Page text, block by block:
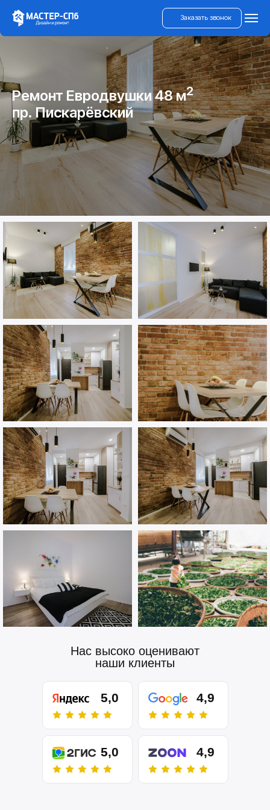
Заказать звонок
Ремонт Евродвушки 48 м2
пр. Пискарёвский
Нас высоко оценивают
наши клиенты
5,0 4,9
5,0 4,9